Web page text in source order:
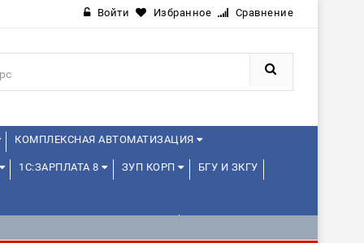
Войти Избранное Сравнение
КОМПЛЕКСНАЯ АВТОМАТИЗАЦИЯ
1С:ЗАРПЛАТА 8 ЗУП КОРП БГУ И ЗКГУ